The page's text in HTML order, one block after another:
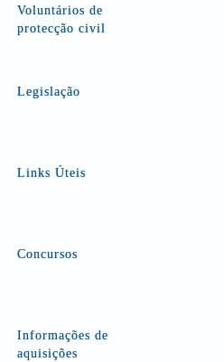
Voluntários de
protecção civil
Legislação
Links Úteis
Concursos
Informações de
aquisições